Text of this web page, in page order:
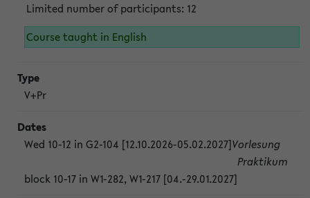
Limited number of participants: 12
Course taught in English
V+Pr
Wed 10-12 in G2-104 [12.10.2026-05.02.2027]Vorlesung
block 10-17 in W1-282, W1-217 [04.-29.01.2027]
Praktikum